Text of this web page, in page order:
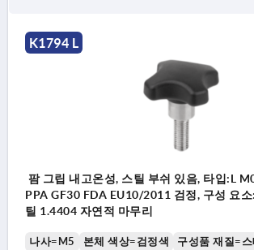
K1794 L
팜 그립 내고온성, 스틸 부쉬 있음, 타입:L
PPA GF30 FDA EU10/2011 검정, 구성 요
틸 1.4404 자연적 마무리
나사=M5 본체 색상=검정색 구성품 재질=